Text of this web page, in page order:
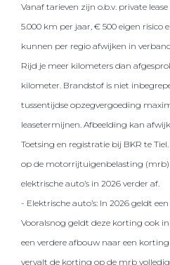
Vanaf tarieven zijn o.b.v. private
5.000 km per jaar, € 500 eigen risico
kunnen per regio afwijken in
Rijd je meer kilometers dan
kilometer. Brandstof is niet
tussentijdse opzegvergoeding
leasetermijnen. Afbeelding kan
Toetsing en registratie bij BKR te
op de motorrijtuigenbelasting
elektrische auto’s in 2026 verder af.
- Elektrische auto’s: In 2026 geldt
Vooralsnog geldt deze korting ook
een verdere afbouw naar een korting
vervalt de korting op de mrb volledig.